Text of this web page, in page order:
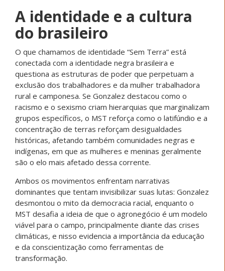
A identidade e a cultura
do brasileiro
O que chamamos de identidade “Sem Terra” está
conectada com a identidade negra brasileira e
questiona as estruturas de poder que perpetuam a
exclusão dos trabalhadores e da mulher trabalhadora
rural e camponesa. Se Gonzalez destacou como o
racismo e o sexismo criam hierarquias que marginalizam
grupos específicos, o MST reforça como o latifúndio e a
concentração de terras reforçam desigualdades
históricas, afetando também comunidades negras e
indígenas, em que as mulheres e meninas geralmente
são o elo mais afetado dessa corrente.
Ambos os movimentos enfrentam narrativas
dominantes que tentam invisibilizar suas lutas: Gonzalez
desmontou o mito da democracia racial, enquanto o
MST desafia a ideia de que o agronegócio é um modelo
viável para o campo, principalmente diante das crises
climáticas, e nisso evidencia a importância da educação
e da conscientização como ferramentas de
transformação.